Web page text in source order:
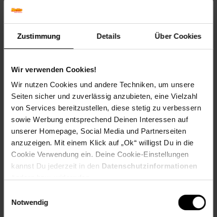
Zustimmung Details Über Cookies
Wir verwenden Cookies!
Wir nutzen Cookies und andere Techniken, um unsere
Seiten sicher und zuverlässig anzubieten, eine Vielzahl
von Services bereitzustellen, diese stetig zu verbessern
sowie Werbung entsprechend Deinen Interessen auf
unserer Homepage, Social Media und Partnerseiten
anzuzeigen. Mit einem Klick auf „Ok“ willigst Du in die
Cookie Verwendung ein. Deine Cookie-Einstellungen
kannst Du jederzeit in den Datenschutzinformationen
Notwendig
Farbe
Grau
Badspiegel: 80,1 x 62 x 12 cm (BxHxT)
Gewicht
66,29 kg
Korpus: Spanplatte, 16 mm, melaminharzbeschichtet
Waschbecken: Keramik
______________________________________________________
• 1 Waschbeckenunterschrank inkl. Waschbecken